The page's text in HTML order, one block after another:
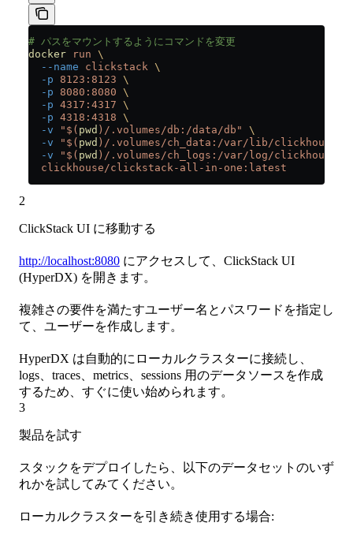
# パスをマウントするようにコマンドを変更
docker run \
  --name
clickstack \
  -p
8123:8123 \
  -p
8080:8080 \
  -p
4317:4317 \
  -p
4318:4318 \
  -v
"$( pwd )/.volumes/db:/data/db"
\
  -v
"$( pwd )/.volumes/ch_data:/var/lib/clickhouse"
  -v
"$( pwd )/.volumes/ch_logs:/var/log/clickhouse-
  clickhouse/clickstack-all-in-one:latest
2
ClickStack UI に移動する
http://localhost:8080 にアクセスして、ClickStack UI
(HyperDX) を開きます。
複雑さの要件を満たすユーザー名とパスワードを指定し
て、ユーザーを作成します。
HyperDX は自動的にローカルクラスターに接続し、
logs、traces、metrics、sessions 用のデータソースを作成
するため、すぐに使い始められます。
3
製品を試す
スタックをデプロイしたら、以下のデータセットのいず
れかを試してみてください。
ローカルクラスターを引き続き使用する場合: